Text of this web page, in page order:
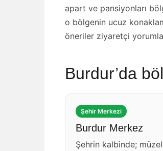
apart ve pansiyonları
o bölgenin ucuz
öneriler ziyaretçi
Burdur’da
Şehir Merkezi
Burdur Merkez
Şehrin kalbinde;